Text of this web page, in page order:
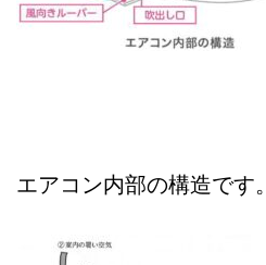
エアコン内部の構造です。